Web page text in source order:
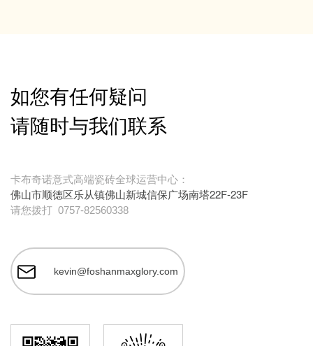
如您有任何疑问
请随时与我们联系
卡布奇诺意式高端瓷砖全球运营中心：
佛山市顺德区乐从镇佛山新城信保广场南塔22F-23F
请您拨打 0757-82560338
kevin@foshanmaxglory.com